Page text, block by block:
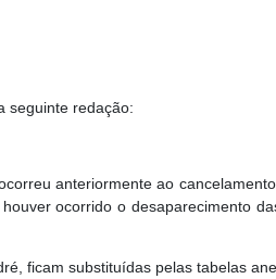
seguinte redação:
anteriormente ao
ocorrido o desaparecimento
ficam substituídas pelas tabelas